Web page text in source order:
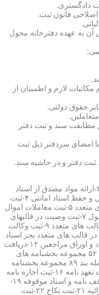
به عهده دفترخانه محول
مکاتبات لازم و اطمینان از
مطابقت سند و ثبت دفتر
امضای سردفتر ذیل ثبت
۱-ثبت اسناد مطابق مقررات قانونی ۲-ارائه مواد مصدق از اسناد
ثبت شده ۳-تصدیق صحت امضاء،قبول و حفظ اسناد امانتی ۴-ثبت
معاملات شرطی و رهنی در قالب های متعدد ۵-ثبت معاملات اموال
منقول ۶-ثبت معاملات اموال غیر منقول ۷-ثبت وصیت در قالبهای
عهدی و تکمیلی ۸-ثبت اقرارنامه در قالب های متعدد ۹-ثبت وکالت
گواهی امضاء در قالب های متعدد بجز اسناد
مالی و معاملاتی ۱۱-تصدیق کپی اسناد و اوراق مراجعین ۱۲-دریافت
قبوض سپرده مستاجرین در قالب بند ۵۲ مجموعه بخشنامه های
ثبتی ۱۳-صدور گواهی عدم انجام معامله بند ۸۹ مجموعه بخشنامه
های ثبتی ۱۴-ثبت رضایت نامه ۱۵-ثبت تعهد نامه ۱۶-ثبت اجاره نامه
۱۷-ثبت معاملات سرقفلی ۱۸-ثبت وقف نامه و اسناد موقوفه ۱۹-
ثبت اسناد ضمانت نامه ۲۰-صدور اجرائیه ۲۱-ثبت نکاح ۲۲-ثبت